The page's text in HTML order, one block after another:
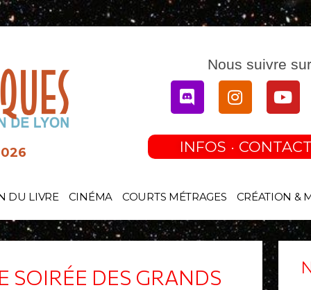
Nous suivre
DiscordInstagram
INFOS ·
DU LIVRE CINÉMA COURTS MÉTRAGES CRÉATION &
SOIRÉE DES GRANDS